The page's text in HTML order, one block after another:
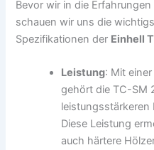
Bevor wir in die
schauen wir uns die
Spezifikationen der Einhell
Leistung: Mit
gehört die TC-SM
leistungsstärkeren
Diese Leistung
auch härtere